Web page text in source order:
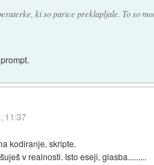
ki so parice preklapljale. To so
11:37
kodiranje, skripte.
v realnosti. Isto eseji, glasba.........